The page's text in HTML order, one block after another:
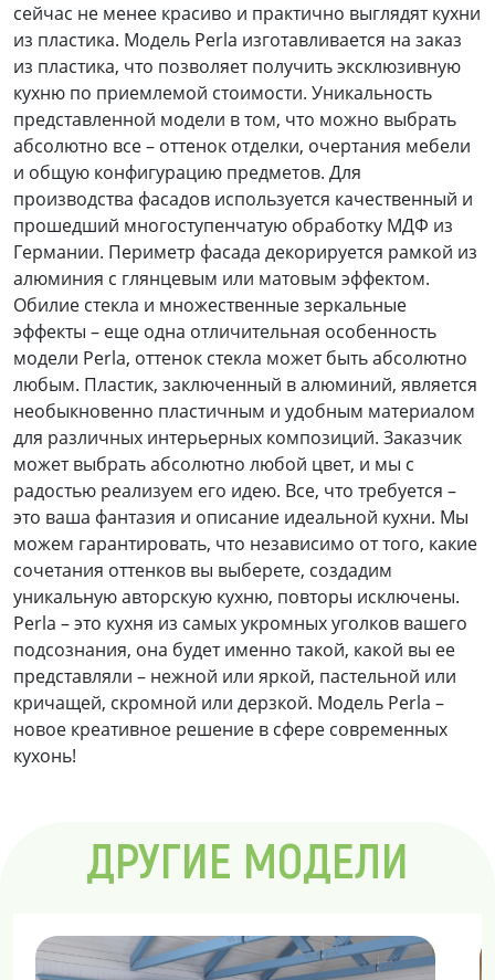
сейчас не менее красиво и практично выглядят кухни
из пластика. Модель Perla изготавливается на заказ
из пластика, что позволяет получить эксклюзивную
кухню по приемлемой стоимости. Уникальность
представленной модели в том, что можно выбрать
абсолютно все – оттенок отделки, очертания мебели
и общую конфигурацию предметов. Для
производства фасадов используется качественный и
прошедший многоступенчатую обработку МДФ из
Германии. Периметр фасада декорируется рамкой из
алюминия с глянцевым или матовым эффектом.
Обилие стекла и множественные зеркальные
эффекты – еще одна отличительная особенность
модели Perla, оттенок стекла может быть абсолютно
любым. Пластик, заключенный в алюминий, является
необыкновенно пластичным и удобным материалом
для различных интерьерных композиций. Заказчик
может выбрать абсолютно любой цвет, и мы с
радостью реализуем его идею. Все, что требуется –
это ваша фантазия и описание идеальной кухни. Мы
можем гарантировать, что независимо от того, какие
сочетания оттенков вы выберете, создадим
уникальную авторскую кухню, повторы исключены.
Perla – это кухня из самых укромных уголков вашего
подсознания, она будет именно такой, какой вы ее
представляли – нежной или яркой, пастельной или
кричащей, скромной или дерзкой. Модель Perla –
новое креативное решение в сфере современных
кухонь!
ДРУГИЕ МОДЕЛИ